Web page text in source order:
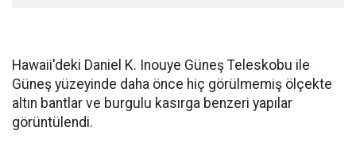
Hawaii'deki Daniel K. Inouye Güneş Teleskobu ile
Güneş yüzeyinde daha önce hiç görülmemiş ölçekte
altın bantlar ve burgulu kasırga benzeri yapılar
görüntülendi.